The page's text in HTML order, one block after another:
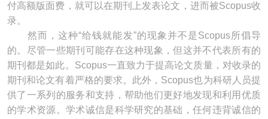
付高额版面费，就可以在期刊上发表论文，进而被Scopus收
录。
然而，这种“给钱就能发”的现象并不是Scopus所倡导
的。尽管一些期刊可能存在这种现象，但这并不代表所有的
期刊都是如此。Scopus一直致力于提高论文质量，对收录的
期刊和论文有着严格的要求。此外，Scopus也为科研人员提
供了一系列的服务和支持，帮助他们更好地发现和利用优质
的学术资源。学术诚信是科学研究的基础，任何违背诚信的